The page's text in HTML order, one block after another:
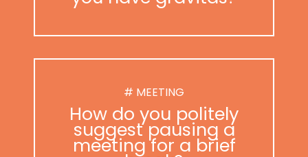
# MEETING
How do you politely
suggest pausing a
meeting for a brief